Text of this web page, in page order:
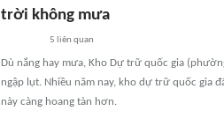
trời không mưa
5 liên quan
Dù nắng hay mưa, Kho Dự trữ quốc gia
ngập lụt. Nhiều năm nay, kho dự trữ quốc gia
này càng hoang tàn hơn.